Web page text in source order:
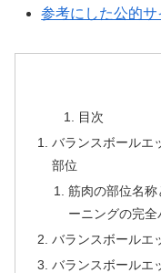
参考にした公的サ
目次
バランスボールエ
部位
筋肉の部位名
ーニングの完全
バランスボールエ
バランスボールエ